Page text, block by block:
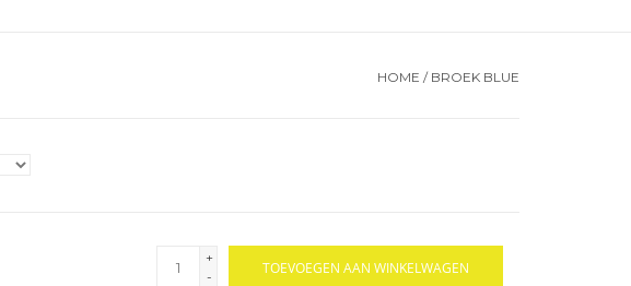
HOME / BROEK BLUE
+
-
TOEVOEGEN AAN WINKELWAGEN